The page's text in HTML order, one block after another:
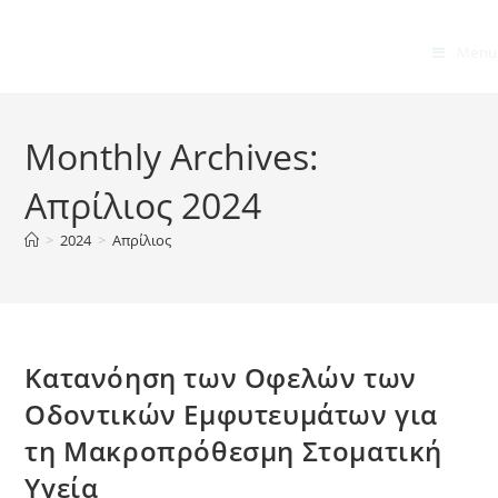
Monthly Archives:
Απρίλιος 2024
> 2024 > Απρίλιος
Κατανόηση των Οφελών των
Οδοντικών Εμφυτευμάτων για
τη Μακροπρόθεσμη Στοματική
Υγεία